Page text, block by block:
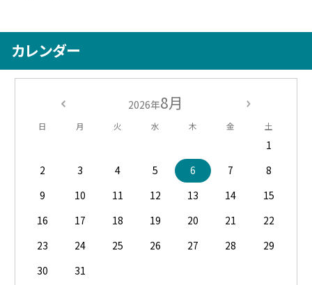
カレンダー
2026年8月
日 月 火 水 木 金 土
1
2
3 4 5 6 7
8
9
10 11 12 13 14
15
16
17 18 19 20 21
22
23
24 25 26 27 28
29
30
31